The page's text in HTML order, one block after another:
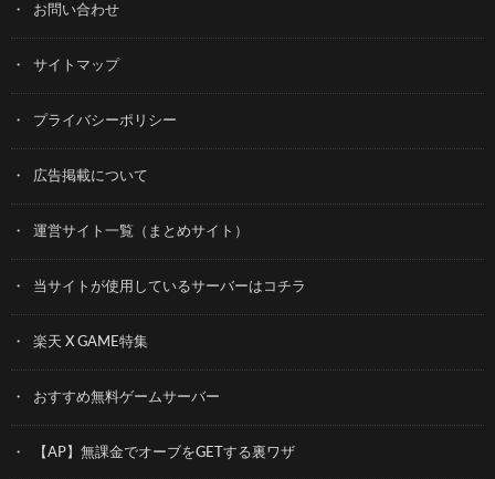
お問い合わせ
サイトマップ
プライバシーポリシー
広告掲載について
運営サイト一覧（まとめサイト）
当サイトが使用しているサーバーはコチラ
楽天 X GAME特集
おすすめ無料ゲームサーバー
【AP】無課金でオーブをGETする裏ワザ